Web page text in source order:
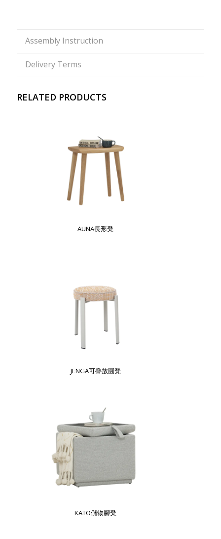
Assembly Instruction
Delivery Terms
RELATED PRODUCTS
AUNA長形凳
JENGA可疊放圓凳
KATO儲物腳凳